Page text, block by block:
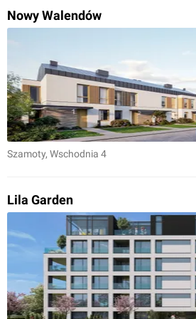
Nowy Walendów
Szamoty, Wschodnia 4
Lila Garden